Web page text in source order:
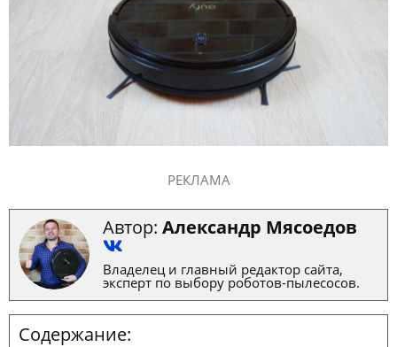
РЕКЛАМА
Автор: Александр Мясоедов
Владелец и главный редактор сайта,
эксперт по выбору роботов-пылесосов.
Содержание: